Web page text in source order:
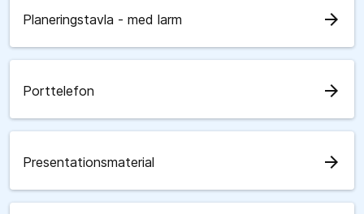
Planeringstavla - med larm arrow_forward
Porttelefon arrow_forward
Presentationsmaterial arrow_forward